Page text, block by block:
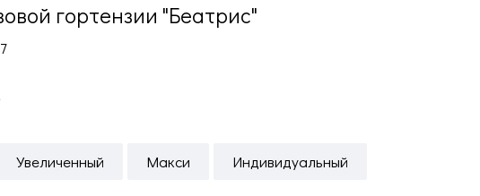
гортензии "Беатрис"
Увеличенный Макси Индивидуальный